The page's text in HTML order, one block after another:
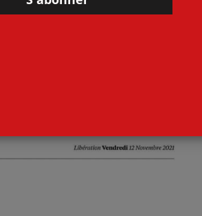
aux valeurs de la République , à la
public.